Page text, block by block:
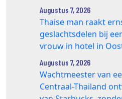
Augustus 7, 2026
Thaise man raakt
geslachtsdelen bij
vrouw in hotel in
Augustus 7, 2026
Wachtmeester van
Centraal-Thailand